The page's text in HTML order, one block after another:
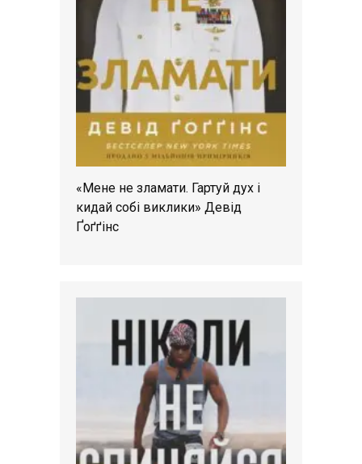
«Мене не зламати. Гартуй дух і
кидай собі виклики» Девід
Ґоґґінс